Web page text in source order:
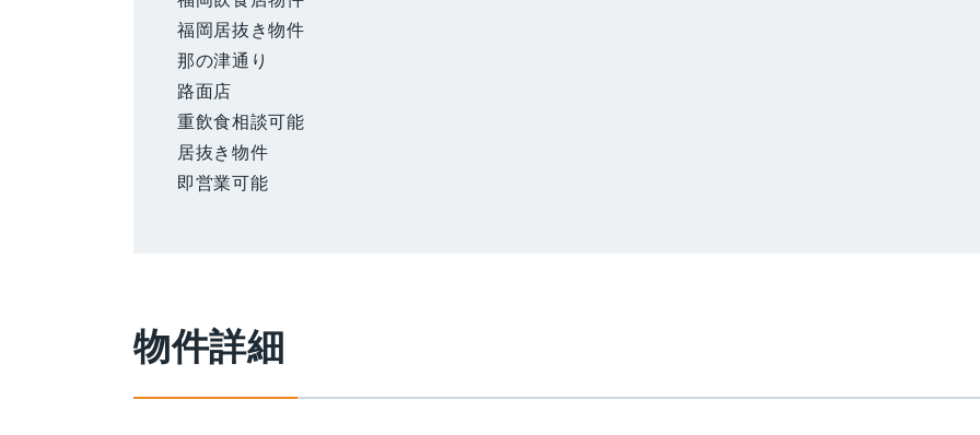
福岡居抜き物件
那の津通り
路面店
重飲食相談可能
居抜き物件
即営業可能
物件詳細